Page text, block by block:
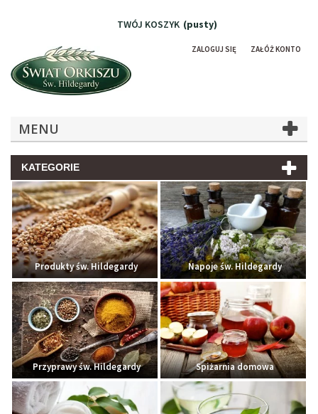
TWÓJ KOSZYK (pusty)
ZALOGUJ SIĘ ZAŁÓŻ KONTO
MENU
KATEGORIE
Produkty św. Hildegardy Napoje św. Hildegardy
Przyprawy św. Hildegardy Spiżarnia domowa